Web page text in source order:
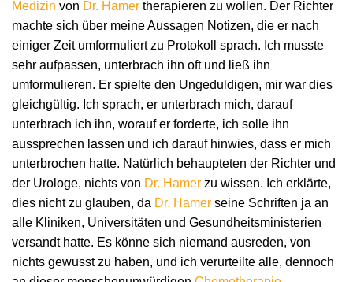
Medizin von Dr. Hamer therapieren zu wollen. Der Richter
machte sich über meine Aussagen Notizen, die er nach
einiger Zeit umformuliert zu Protokoll sprach. Ich musste
sehr aufpassen, unterbrach ihn oft und ließ ihn
umformulieren. Er spielte den Ungeduldigen, mir war dies
gleichgültig. Ich sprach, er unterbrach mich, darauf
unterbrach ich ihn, worauf er forderte, ich solle ihn
aussprechen lassen und ich darauf hinwies, dass er mich
unterbrochen hatte. Natürlich behaupteten der Richter und
der Urologe, nichts von Dr. Hamer zu wissen. Ich erklärte,
dies nicht zu glauben, da Dr. Hamer seine Schriften ja an
alle Kliniken, Universitäten und Gesundheitsministerien
versandt hatte. Es könne sich niemand ausreden, von
nichts gewusst zu haben, und ich verurteilte alle, dennoch